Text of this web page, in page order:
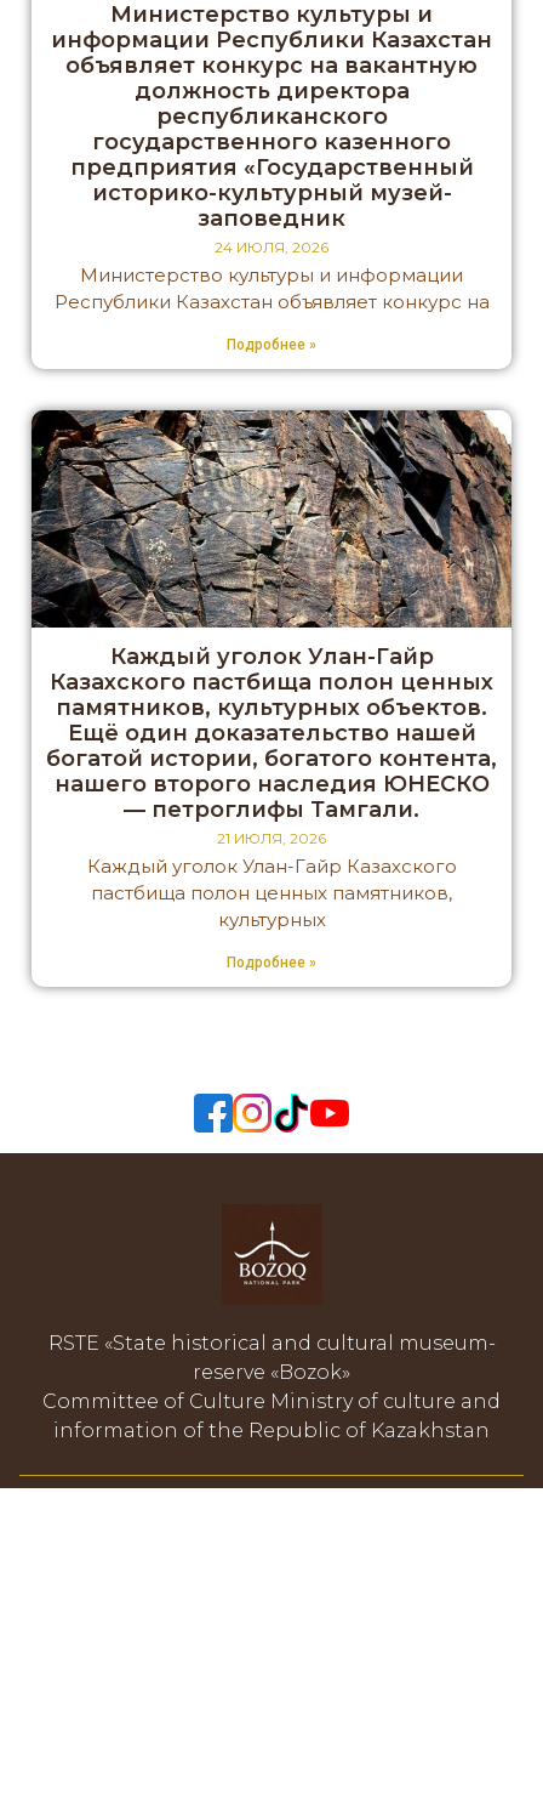
Министерство культуры и
информации Республики Казахстан
объявляет конкурс на вакантную
должность директора
республиканского
государственного казенного
предприятия «Государственный
историко-культурный музей-
заповедник
24 ИЮЛЯ, 2026
Министерство культуры и информации
Республики Казахстан объявляет конкурс на
Подробнее »
Каждый уголок Улан-Гайр
Казахского пастбища полон ценных
памятников, культурных объектов.
Ещё один доказательство нашей
богатой истории, богатого контента,
нашего второго наследия ЮНЕСКО
— петроглифы Тамгали.
21 ИЮЛЯ, 2026
Каждый уголок Улан-Гайр Казахского
пастбища полон ценных памятников,
культурных
Подробнее »
RSTE «State historical and cultural museum-
reserve «Bozok»
Committee of Culture Ministry of culture and
information of the Republic of Kazakhstan